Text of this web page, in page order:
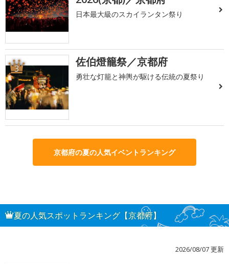
日本最大級のスカイランタン祭り
3 佐伯燈籠祭／京都府
勇壮な灯籠と神輿が駆ける伝統の夏祭り
京都府の夏の人気イベントランキング
夏の人気スポットランキング【京都府】
2026/08/07 更新